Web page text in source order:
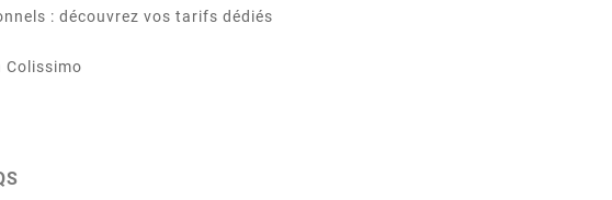
: découvrez vos tarifs dédiés
Colissimo